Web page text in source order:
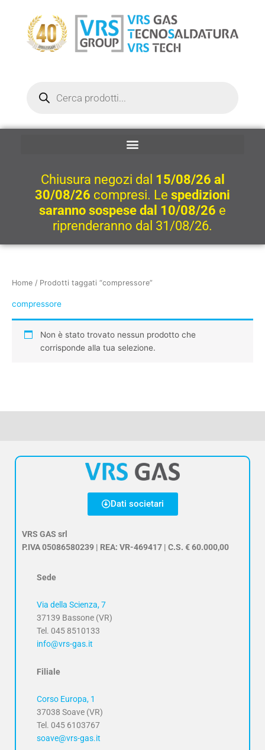
contenuto
Chiusura negozi dal 15/08/26 al
30/08/26 compresi. Le spedizioni
saranno sospese dal 10/08/26 e
riprenderanno dal 31/08/26.
Home / Prodotti taggati “compressore”
compressore
Non è stato trovato nessun prodotto che
corrisponde alla tua selezione.
Dati societari
VRS GAS srl
P.IVA 05086580239 | REA: VR-469417 | C.S. € 60.000,00
Sede
Via della Scienza, 7
37139 Bassone (VR)
Tel. 045 8510133
info@vrs-gas.it
Filiale
Corso Europa, 1
37038 Soave (VR)
Tel. 045 6103767
soave@vrs-gas.it